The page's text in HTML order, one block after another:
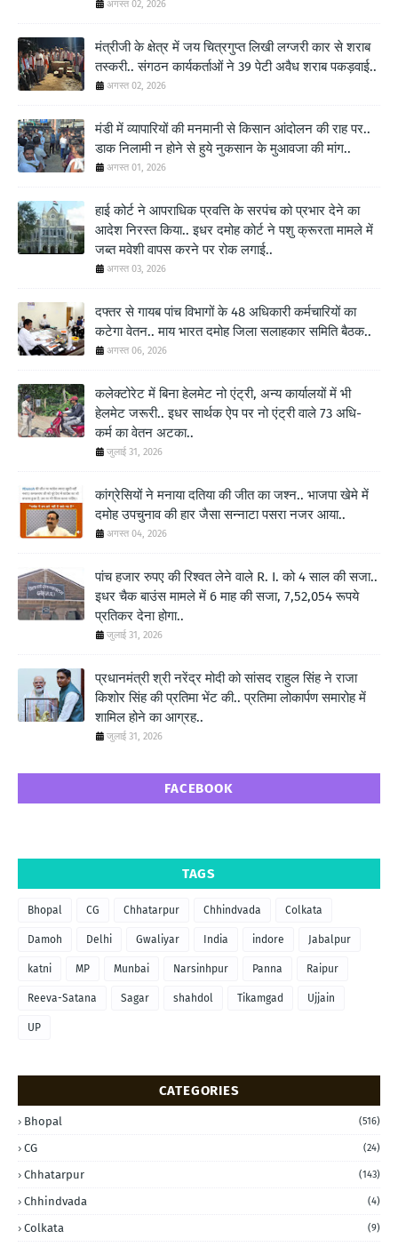
अगस्त 02, 2026
मंत्रीजी के क्षेत्र में जय चित्रगुप्त लिखी लग्जरी कार से शराब
तस्करी.. संगठन कार्यकर्ताओं ने 39 पेटी अवैध शराब पकड़वाई..
अगस्त 02, 2026
मंडी में व्यापारियों की मनमानी से किसान आंदोलन की राह पर..
डाक निलामी न होने से हुये नुकसान के मुआवजा की मांग..
अगस्त 01, 2026
हाई कोर्ट ने आपराधिक प्रवत्ति के सरपंच को प्रभार देने का
आदेश निरस्त किया.. इधर दमोह कोर्ट ने पशु क्रूरता मामले में
जब्त मवेशी वापस करने पर रोक लगाई..
अगस्त 03, 2026
दफ्तर से गायब पांच विभागों के 48 अधिकारी कर्मचारियों का
कटेगा वेतन.. माय भारत दमोह जिला सलाहकार समिति बैठक..
अगस्त 06, 2026
कलेक्टोरेट में बिना हेलमेट नो एंट्री, अन्य कार्यालयों में भी
हेलमेट जरूरी.. इधर सार्थक ऐप पर नो एंट्री वाले 73 अधि-
कर्म का वेतन अटका..
जुलाई 31, 2026
कांग्रेसियों ने मनाया दतिया की जीत का जश्न.. भाजपा खेमे में
दमोह उपचुनाव की हार जैसा सन्नाटा पसरा नजर आया..
अगस्त 04, 2026
पांच हजार रुपए की रिश्वत लेने वाले R. I. को 4 साल की सजा..
इधर चैक बाउंस मामले में 6 माह की सजा, 7,52,054 रूपये
प्रतिकर देना होगा..
जुलाई 31, 2026
प्रधानमंत्री श्री नरेंद्र मोदी को सांसद राहुल सिंह ने राजा
किशोर सिंह की प्रतिमा भेंट की.. प्रतिमा लोकार्पण समारोह में
शामिल होने का आग्रह..
जुलाई 31, 2026
FACEBOOK
TAGS
Bhopal CG Chhatarpur Chhindvada Colkata
Damoh Delhi Gwaliyar India indore Jabalpur
katni MP Munbai Narsinhpur Panna Raipur
Reeva-Satana Sagar shahdol Tikamgad Ujjain
UP
CATEGORIES
Bhopal (516)
CG (24)
Chhatarpur (143)
Chhindvada (4)
Colkata (9)